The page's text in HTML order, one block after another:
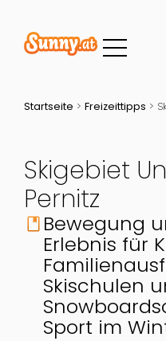
Startseite > Freizeittipps >
Skigebiet
Pernitz
book Bewegung
Erlebnis für
Skischulen
Sport im